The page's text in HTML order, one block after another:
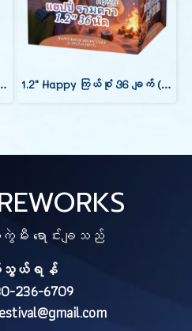
မြင့် 4 လက်မ (0.8) 1.2" Happy ကြယ်စုံ 36 ချက် (9")
ကွဲမီး ရောင်းချသည်
ယ်ရန်
236-6709